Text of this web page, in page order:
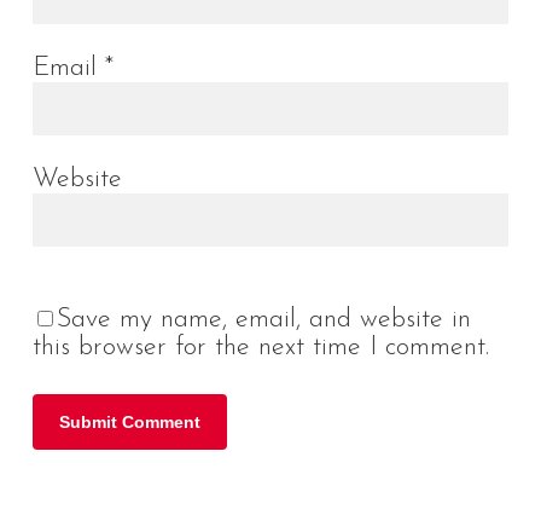
Email *
Website
Save my name, email, and website in
this browser for the next time I comment.